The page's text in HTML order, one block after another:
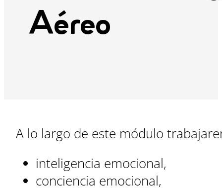
Aéreo
A lo largo de este módulo
inteligencia emocional,
conciencia emocional,